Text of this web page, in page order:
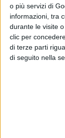
o più servizi di
informazioni, tra
durante le visite o
clic per
di terze parti
di seguito nella
Si è spenta
vedova